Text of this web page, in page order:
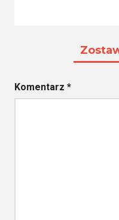
Komentarz *